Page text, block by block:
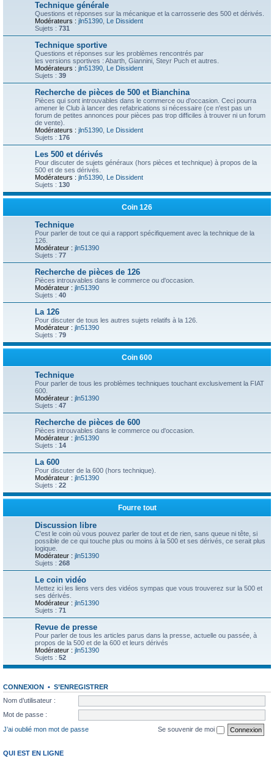
Technique générale
Questions et réponses sur la mécanique et la carrosserie des 500 et dérivés.
Modérateurs : jln51390 Le Dissident
Sujets : 731
Technique sportive
Questions et réponses sur les problèmes rencontrés par
les versions sportives : Abarth, Giannini, Steyr Puch et autres.
Modérateurs : jln51390 Le Dissident
Sujets : 39
Recherche de pièces de 500 et Bianchina
Pièces qui sont introuvables dans le commerce ou d'occasion. Ceci pourra
amener le Club à lancer des refabrications si nécessaire (ce n'est pas un
forum de petites annonces pour pièces pas trop difficiles à trouver ni un forum
de vente).
Modérateurs : jln51390 Le Dissident
Sujets : 176
Les 500 et dérivés
Pour discuter de sujets généraux (hors pièces et technique) à propos de la
500 et de ses dérivés.
Modérateurs : jln51390 Le Dissident
Sujets : 130
Coin 126
Technique
Pour parler de tout ce qui a rapport spécifiquement avec la technique de la
126.
Modérateur : jln51390
Sujets : 77
Recherche de pièces de 126
Pièces introuvables dans le commerce ou d'occasion.
Modérateur : jln51390
Sujets : 40
La 126
Pour discuter de tous les autres sujets relatifs à la 126.
Modérateur : jln51390
Sujets : 79
Coin 600
Technique
Pour parler de tous les problèmes techniques touchant exclusivement la FIAT
600.
Modérateur : jln51390
Sujets : 47
Recherche de pièces de 600
Pièces introuvables dans le commerce ou d'occasion.
Modérateur : jln51390
Sujets : 14
La 600
Pour discuter de la 600 (hors technique).
Modérateur : jln51390
Sujets : 22
Fourre tout
Discussion libre
C'est le coin où vous pouvez parler de tout et de rien, sans queue ni tête, si
possible de ce qui touche plus ou moins à la 500 et ses dérivés, ce serait plus
logique.
Modérateur : jln51390
Sujets : 268
Le coin vidéo
Mettez ici les liens vers des vidéos sympas que vous trouverez sur la 500 et
ses dérivés.
Modérateur : jln51390
Sujets : 71
Revue de presse
Pour parler de tous les articles parus dans la presse, actuelle ou passée, à
propos de la 500 et de la 600 et leurs dérivés
Modérateur : jln51390
Sujets : 52
CONNEXION • S’ENREGISTRER
Nom d’utilisateur :
Mot de passe :
J’ai oublié mon mot de passe
Se souvenir de moi
QUI EST EN LIGNE